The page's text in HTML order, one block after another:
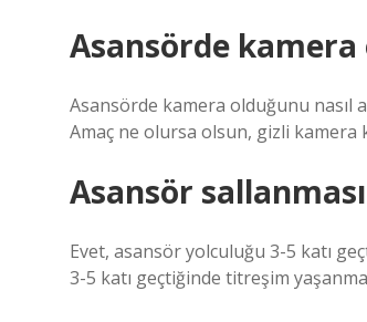
Asansörde kamera
Asansörde kamera olduğunu nasıl
Amaç ne olursa olsun, gizli kamera
Asansör
Evet, asansör yolculuğu 3-5 katı
3-5 katı geçtiğinde titreşim